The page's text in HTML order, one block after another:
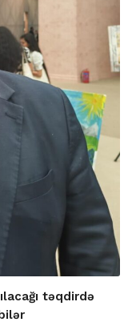
təqdirdə